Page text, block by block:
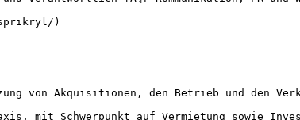
)
von Akquisitionen, den Betrieb und den
mit Schwerpunkt auf Vermietung sowie